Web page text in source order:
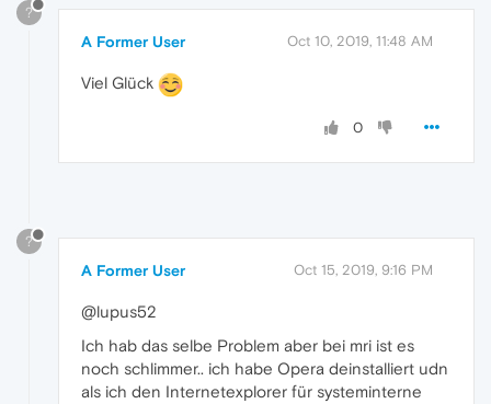
?
A Former User Oct 10, 2019, 11:48 AM
Viel Glück
0
?
A Former User Oct 15, 2019, 9:16 PM
@lupus52
Ich hab das selbe Problem aber bei mri ist es
noch schlimmer.. ich habe Opera deinstalliert udn
als ich den Internetexplorer für systeminterne